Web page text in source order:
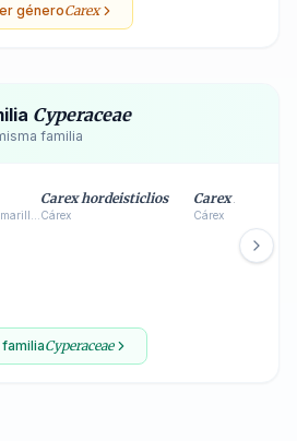
géneroCarex
Cyperaceae
familia
Carex hordeisticlios
Cárex
Carex hirta
Cárex
Cyperaceae